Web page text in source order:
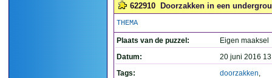
622910 Doorzakken in een
THEMA
Plaats van de puzzel:
Eigen maaksel
Datum:
20 juni 2016
Tags:
doorzakken,